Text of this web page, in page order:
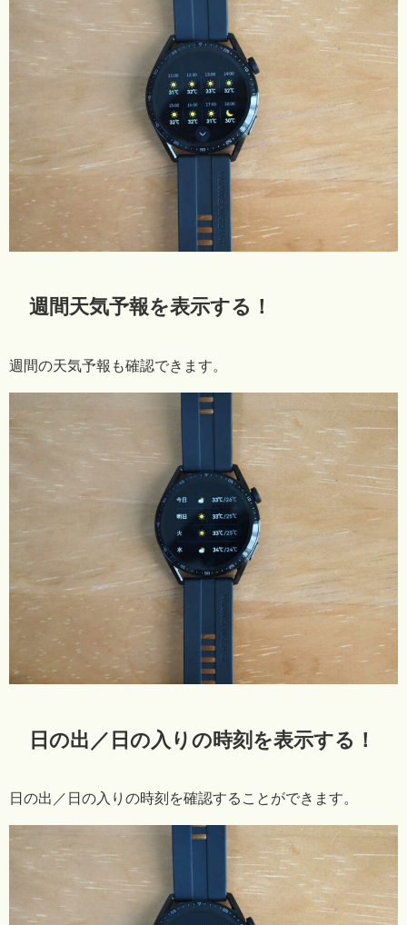
週間天気予報を表示する！
週間の天気予報も確認できます。
日の出／日の入りの時刻を表示する！
日の出／日の入りの時刻を確認することができます。